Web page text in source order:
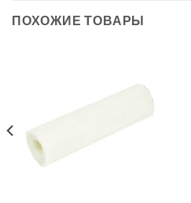
ПОХОЖИЕ ТОВАРЫ